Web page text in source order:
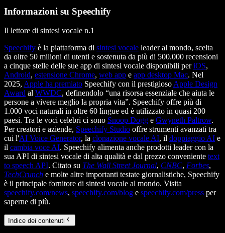
Informazioni su Speechify
Il lettore di sintesi vocale n.1
Speechify è la piattaforma di sintesi vocale leader al mondo, scelta
da oltre 50 milioni di utenti e sostenuta da più di 500.000 recensioni
a cinque stelle delle sue app di sintesi vocale disponibili periOS,
Android, estensione Chrome, web app e app desktop Mac. Nel
2025, Apple ha premiato Speechify con il prestigioso Apple Design
Award al WWDC, definendolo “una risorsa essenziale che aiuta le
persone a vivere meglio la propria vita”. Speechify offre più di
1.000 voci naturali in oltre 60 lingue ed è utilizzato in quasi 200
paesi. Tra le voci celebri ci sono Snoop Dogg e Gwyneth Paltrow.
Per creatori e aziende, Speechify Studio offre strumenti avanzati tra
cui l'AI Voice Generator, la clonazione vocale AI, il doppiaggio AI e
il cambia voce AI. Speechify alimenta anche prodotti leader con la
sua API di sintesi vocale di alta qualità e dal prezzo conveniente text
to speech API. Citato su The Wall Street Journal, CNBC, Forbes,
TechCrunch e molte altre importanti testate giornalistiche, Speechify
è il principale fornitore di sintesi vocale al mondo. Visita
speechify.com/news, speechify.com/blog e speechify.com/press per
saperne di più.
Indice dei contenuti